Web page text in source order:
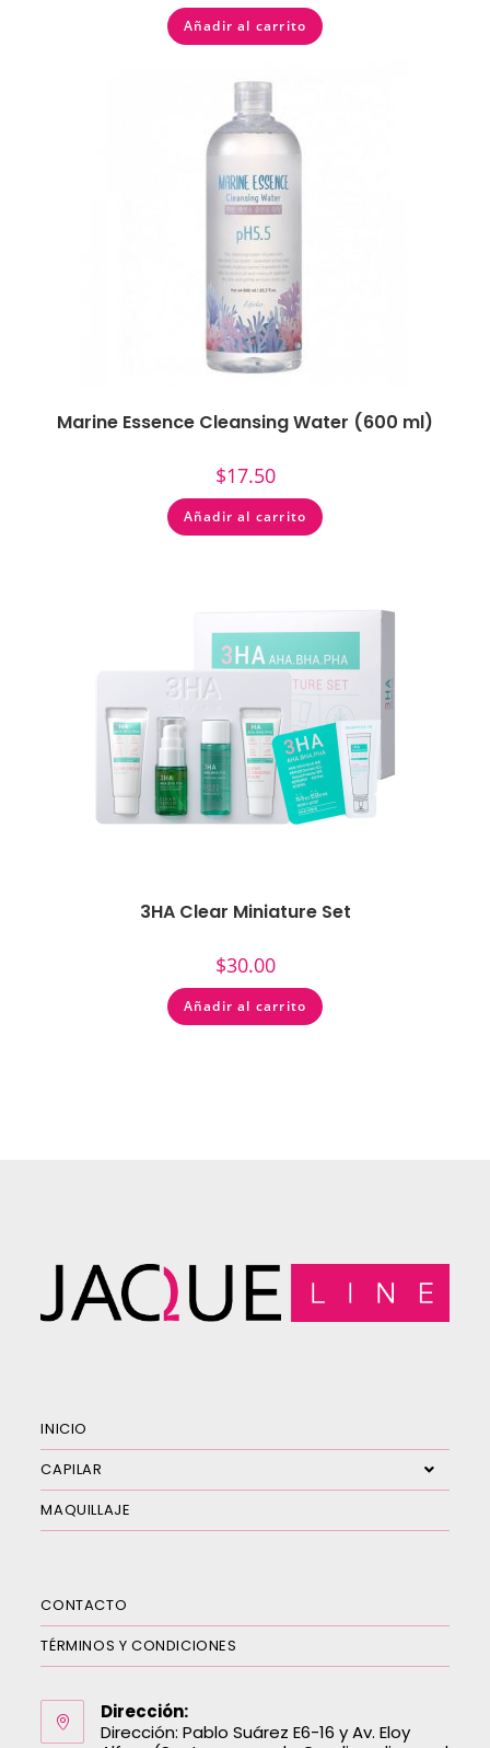
Añadir al carrito
Marine Essence Cleansing Water (600 ml)
$17.50
Añadir al carrito
3HA Clear Miniature Set
$30.00
Añadir al carrito
INICIO
CAPILAR
MAQUILLAJE
CONTACTO
TÉRMINOS Y CONDICIONES
Dirección:
Dirección: Pablo Suárez E6-16 y Av. Eloy